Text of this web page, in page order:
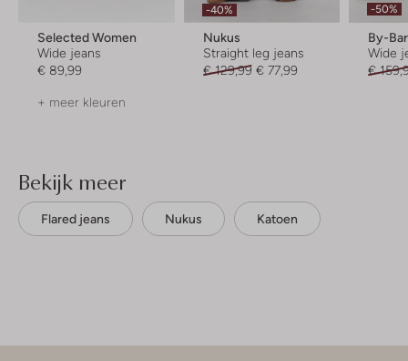
Selected Women
Wide jeans
€ 89,99
+ meer kleuren
-40%
Nukus
Straight leg jeans
€ 129,99 € 77,99
-50%
By-Bar
Wide
€
Bekijk meer
Flared jeans Nukus Katoen